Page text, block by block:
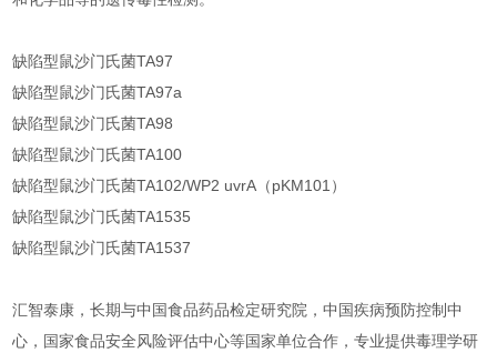
缺陷型鼠沙门氏菌TA97
缺陷型鼠沙门氏菌TA97a
缺陷型鼠沙门氏菌TA98
缺陷型鼠沙门氏菌TA100
缺陷型鼠沙门氏菌TA102/WP2 uvrA（pKM101）
缺陷型鼠沙门氏菌TA1535
缺陷型鼠沙门氏菌TA1537
汇智泰康，长期与中国食品药品检定研究院，中国疾病预防控制中
心，国家食品安全风险评估中心等国家单位合作，专业提供毒理学研